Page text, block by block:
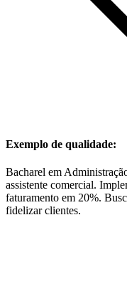
Exemplo de qualidade:
Bacharel em
assistente comercial.
faturamento em 20%.
fidelizar clientes.